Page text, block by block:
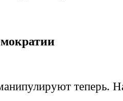
теперь.